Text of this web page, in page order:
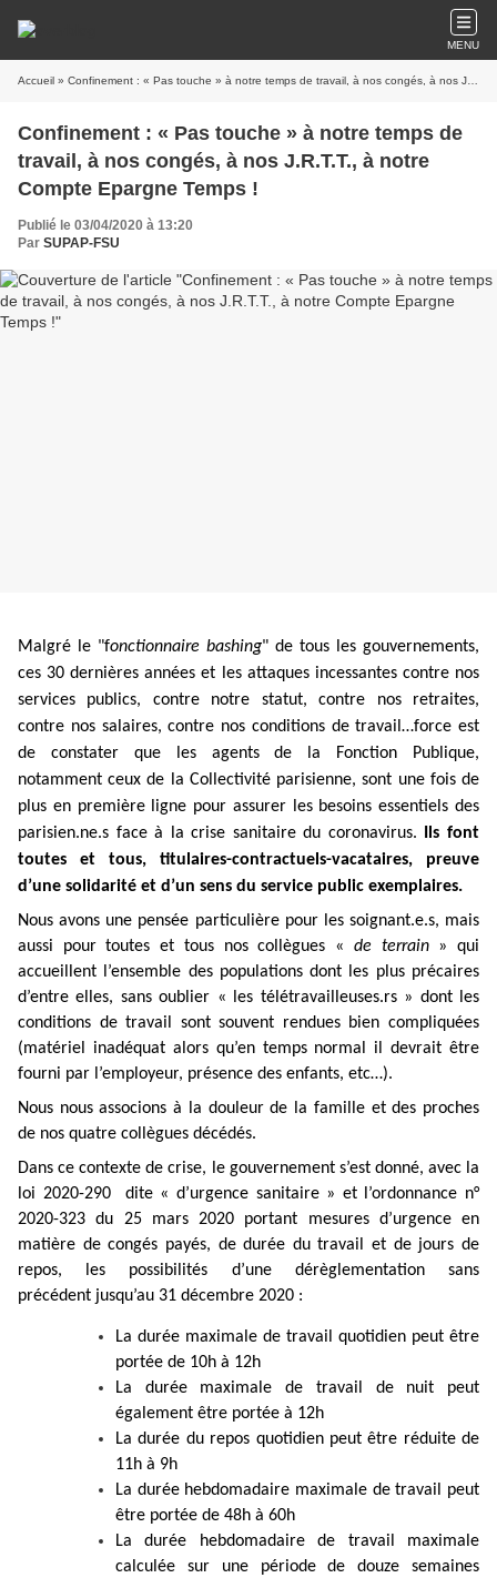
MENU
Accueil » Confinement : « Pas touche » à notre temps de travail, à nos congés, à nos J.R.T.T., à notre Compte Epargne Temps !
Confinement : « Pas touche » à notre temps de
travail, à nos congés, à nos J.R.T.T., à notre
Compte Epargne Temps !
Publié le 03/04/2020 à 13:20
Par SUPAP-FSU
Malgré le "fonctionnaire bashing" de tous les gouvernements,
ces 30 dernières années et les attaques incessantes contre nos
services publics, contre notre statut, contre nos retraites,
contre nos salaires, contre nos conditions de travail…force est
de constater que les agents de la Fonction Publique,
notamment ceux de la Collectivité parisienne, sont une fois de
plus en première ligne pour assurer les besoins essentiels des
parisien.ne.s face à la crise sanitaire du coronavirus.
Ils font
toutes et tous, titulaires-contractuels-vacataires, preuve
d’une solidarité et d’un sens du service public exemplaires.
Nous avons une pensée particulière pour les soignant.e.s, mais
aussi pour toutes et tous nos collègues « de terrain » qui
accueillent l’ensemble des populations dont les plus précaires
d’entre elles, sans oublier « les télétravailleuses.rs » dont les
conditions de travail sont souvent rendues bien compliquées
(matériel inadéquat alors qu’en temps normal il devrait être
fourni par l’employeur, présence des enfants, etc…).
Nous nous associons à la douleur de la famille et des proches
de nos quatre collègues décédés.
Dans ce contexte de crise, le gouvernement s’est donné, avec la
loi 2020-290 dite « d’urgence sanitaire » et l’ordonnance n°
2020-323 du 25 mars 2020 portant mesures d’urgence en
matière de congés payés, de durée du travail et de jours de
repos, les possibilités d’une dérèglementation sans
précédent jusqu’au 31 décembre 2020 :
La durée maximale de travail quotidien peut être
portée de 10h à 12h
La durée maximale de travail de nuit peut
également être portée à 12h
La durée du repos quotidien peut être réduite de
11h à 9h
La duréehebdomadaire maximale de travail peut
être portée de 48h à 60h
La durée hebdomadaire de travail maximale
calculée sur une période de douze semaines